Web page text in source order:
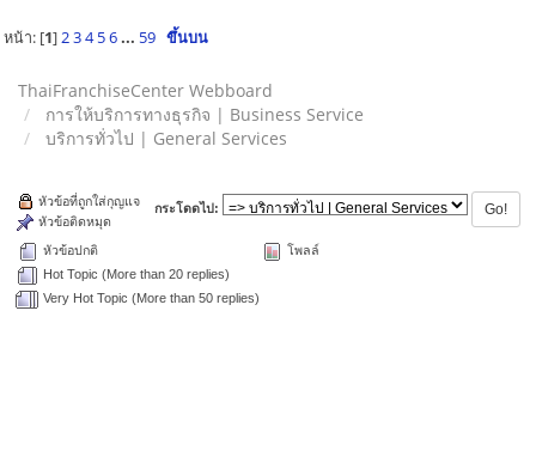
หน้า: [1]2 3 4 5 6 ... 59 ขึ้นบน
ThaiFranchiseCenter Webboard
การให้บริการทางธุรกิจ | Business Service
บริการทั่วไป | General Services
กระโดดไป:
หัวข้อปกติ
Hot Topic (More than 20 replies)
Very Hot Topic (More than 50 replies)
หัวข้อที่ถูกใส่กุญแจ
หัวข้อติดหมุด
โพลล์